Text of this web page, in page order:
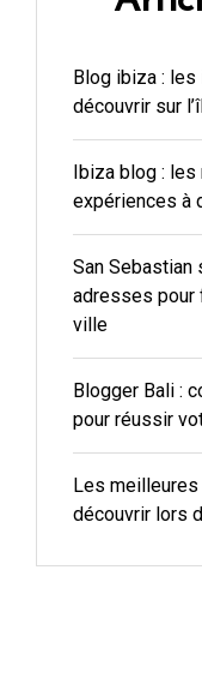
Blog ibiza :
découvrir sur
Ibiza blog :
expériences à
San Sebastian
adresses
ville
Blogger Bali :
pour réussir
Les
découvrir lors